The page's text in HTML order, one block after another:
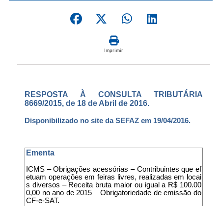
Imprimir
RESPOSTA À CONSULTA TRIBUTÁRIA
8669/2015, de 18 de Abril de 2016.
Disponibilizado no site da SEFAZ em 19/04/2016.
Ementa
ICMS – Obrigações acessórias – Contribuintes que ef
etuam operações em feiras livres, realizadas em locai
s diversos – Receita bruta maior ou igual a R$ 100.00
0,00 no ano de 2015 – Obrigatoriedade de emissão do
CF-e-SAT.